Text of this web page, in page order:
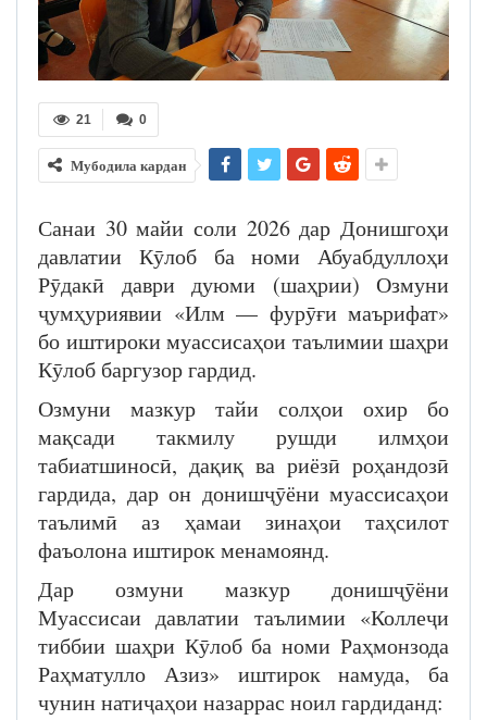
0
21
Мубодила кардан
Санаи 30 майи соли 2026 дар Донишгоҳи
давлатии Кӯлоб ба номи Абуабдуллоҳи
Рӯдакӣ даври дуюми (шаҳрии) Озмуни
ҷумҳуриявии «Илм — фурӯғи маърифат»
бо иштироки муассисаҳои таълимии шаҳри
Кӯлоб баргузор гардид.
Озмуни мазкур тайи солҳои охир бо
мақсади такмилу рушди илмҳои
табиатшиносӣ, дақиқ ва риёзӣ роҳандозӣ
гардида, дар он донишҷӯёни муассисаҳои
таълимӣ аз ҳамаи зинаҳои таҳсилот
фаъолона иштирок менамоянд.
Дар озмуни мазкур донишҷӯёни
Муассисаи давлатии таълимии «Коллеҷи
тиббии шаҳри Кӯлоб ба номи Раҳмонзода
Раҳматулло Азиз» иштирок намуда, ба
чунин натиҷаҳои назаррас ноил гардиданд: